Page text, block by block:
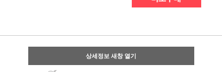
상세정보 새창 열기